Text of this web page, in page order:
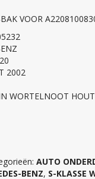
VOOR
2002
WORTELNOOT HOUT
AUTO
BENZ, S-KLASSE